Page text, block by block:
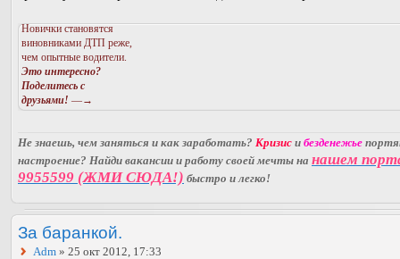
Новички становятся
виновниками ДТП реже,
чем опытные водители.
Это интересно?
Поделитесь с
друзьями! —→
Не знаешь, чем заняться и как заработать? Кризис и безденежье
настроение? Найди вакансии и работу своей мечты на нашем
9955599 (ЖМИ СЮДА!) быстро и легко!
За баранкой.
Adm » 25 окт 2012, 17:33